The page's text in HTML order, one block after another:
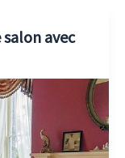
avec